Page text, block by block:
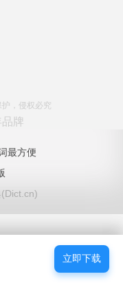
，侵权必究
牌
最方便
立即下载
立即下载